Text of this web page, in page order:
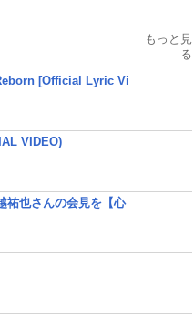
もっと見
る
[Official Lyric Vi
VIDEO)
祐也さんの会見を【心